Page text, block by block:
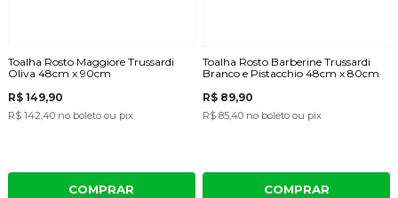
Toalha Rosto Maggiore Trussardi
Oliva 48cm x 90cm
R$ 149,90
R$ 142,40 no boleto ou pix
COMPRAR
Toalha Rosto Barberine Trussardi
Branco e Pistacchio 48cm x 80cm
R$ 89,90
R$ 85,40 no boleto ou pix
COMPRAR